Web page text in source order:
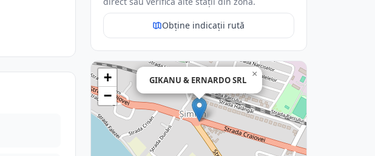
Obține indicații rută
GIKANU & ERNARDO SRL
×
+
−